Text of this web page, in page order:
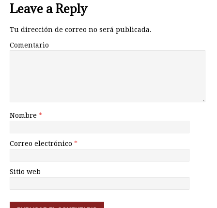
Leave a Reply
Tu dirección de correo no será publicada.
Comentario
Nombre *
Correo electrónico *
Sitio web